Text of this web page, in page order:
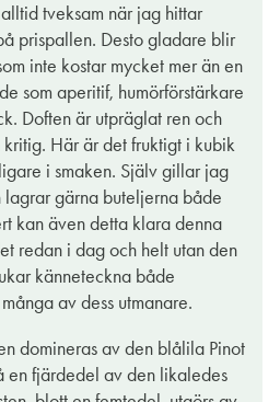
tveksam när jag hittar
prispallen. Desto gladare blir
inte kostar mycket mer än en
som aperitif, humörförstärkare
Doften är utpräglat ren och
Här är det fruktigt i kubik
i smaken. Själv gillar jag
gärna buteljerna både
kan även detta klara denna
redan i dag och helt utan den
känneteckna både
av dess utmanare.
domineras av den blålila Pinot
en fjärdedel av den likaledes